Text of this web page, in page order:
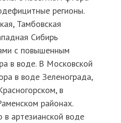
регионы.
Тамбовская
Сибирь
с повышенным
в воде. В Московской
в воде Зеленограда,
в
районах.
артезианской воде